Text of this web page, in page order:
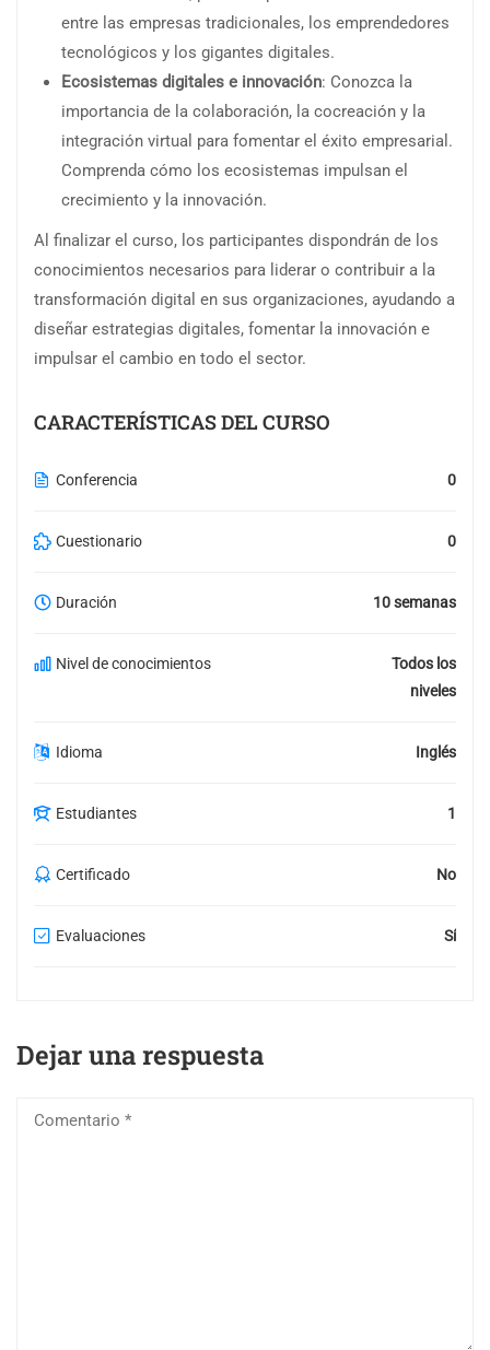
entre las empresas tradicionales, los emprendedores
tecnológicos y los gigantes digitales.
Ecosistemas digitales e innovación: Conozca la
importancia de la colaboración, la cocreación y la
integración virtual para fomentar el éxito empresarial.
Comprenda cómo los ecosistemas impulsan el
crecimiento y la innovación.
Al finalizar el curso, los participantes dispondrán de los
conocimientos necesarios para liderar o contribuir a la
transformación digital en sus organizaciones, ayudando a
diseñar estrategias digitales, fomentar la innovación e
impulsar el cambio en todo el sector.
CARACTERÍSTICAS DEL CURSO
Conferencia 0
Cuestionario 0
Duración 10 semanas
Nivel de conocimientos
Todos los
niveles
Idioma Inglés
Estudiantes 1
Certificado No
Evaluaciones Sí
Dejar una respuesta